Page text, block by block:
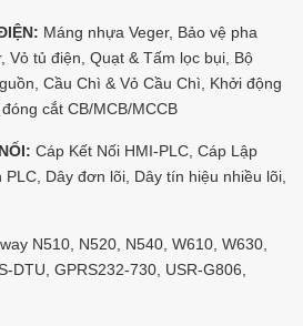
Máng nhựa Veger, Bảo vệ pha
Vỏ tủ điện, Quạt & Tấm lọc bụi, Bộ
Cầu Chì & Vỏ Cầu Chì, Khởi động
cắt CB/MCB/MCCB
Cáp Kết Nối HMI-PLC, Cáp Lập
Dây đơn lõi, Dây tín hiệu nhiều lõi,
N510, N520, N540, W610, W630,
DTU, GPRS232-730, USR-G806,